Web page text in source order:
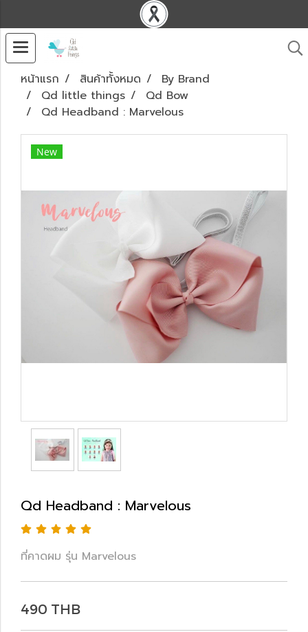
หน้าแรก สินค้าทั้งหมด
By Brand
Qd little things
Qd Bow
Qd Headband : Marvelous
New
Qd Headband : Marvelous
ที่คาดผม รุ่น Marvelous
490 THB